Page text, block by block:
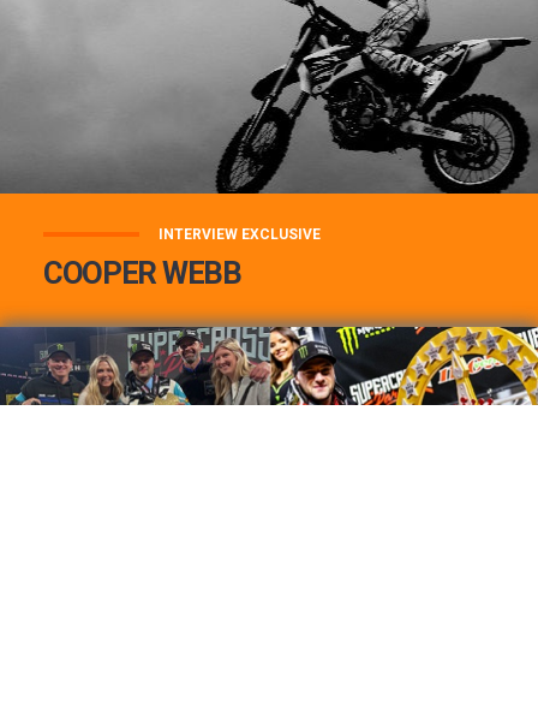
INTERVIEW EXCLUSIVE
COOPER WEBB